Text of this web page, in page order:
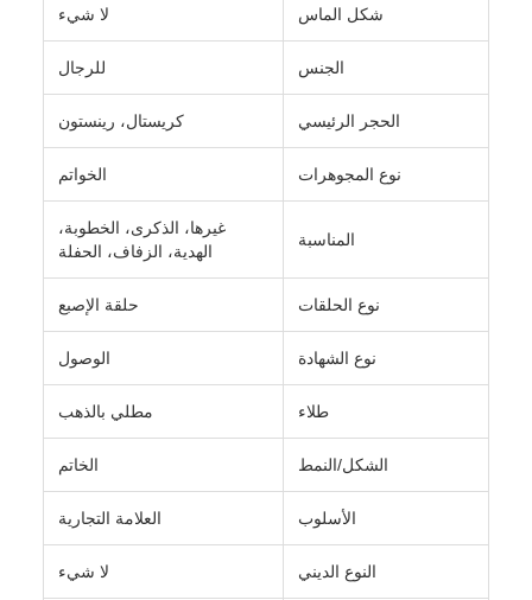
شكل الماس لا شيء
الجنس للرجال
الحجر الرئيسي كريستال، رينستون
نوع المجوهرات الخواتم
المناسبة
غيرها، الذكرى، الخطوبة،
الهدية، الزفاف، الحفلة
نوع الحلقات حلقة الإصبع
نوع الشهادة الوصول
طلاء مطلي بالذهب
الشكل/النمط الخاتم
الأسلوب العلامة التجارية
النوع الديني لا شيء